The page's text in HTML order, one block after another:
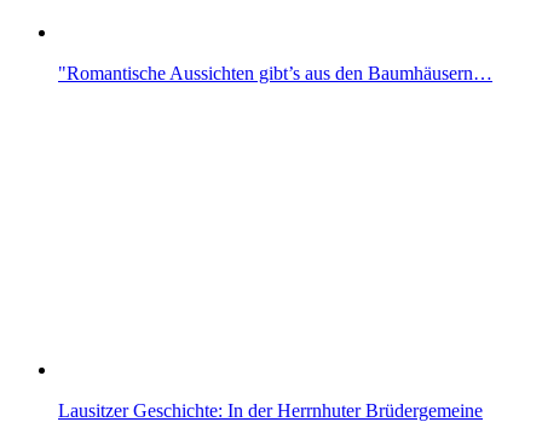
"Romantische Aussichten gibt’s aus den Baumhäusern…
Lausitzer Geschichte: In der Herrnhuter Brüdergemeine